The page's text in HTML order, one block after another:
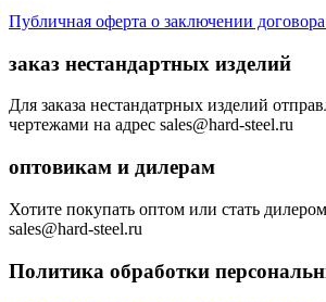
Публичная оферта о заключении договора
заказ нестандартных изделий
Для заказа нестандатрных изделий
чертежами на адрес sales@hard-steel.ru
оптовикам и дилерам
Хотите покупать оптом или стать
sales@hard-steel.ru
Политика обработки